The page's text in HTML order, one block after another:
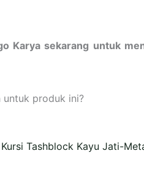
Karya sekarang untuk
untuk produk ini?
Kursi Tashblock Kayu Jati-